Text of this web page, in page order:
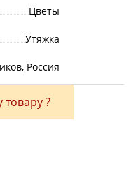
Цветы
Утяжка
Россия
товару ?